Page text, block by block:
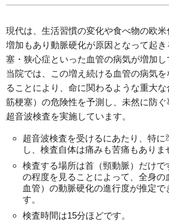
現代は、生活習慣の変化や食べ物の欧
増加もあり動脈硬化が原因となって起
塞・狭心症といった血管の病気が増加し
当院では、この増え続ける血管の病気
ることにより、命に関わるような重大
筋梗塞）の危険性を予測し、未然に防
超音波検査を実施しています。
超音波検査を受けるにあたり、特に
し、検査自体は痛みも苦痛もありま
検査する場所は首（頸動脈）だけ
の程度を見ることによって、全身
血管）の動脈硬化の進行度が推定で
す。
検査時間は15分ほどです。